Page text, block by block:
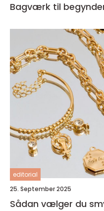
Bagværk til
editorial
25. September 2025
Sådan vælger du